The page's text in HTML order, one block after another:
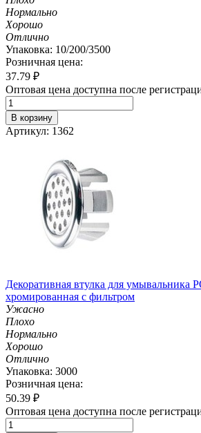
Нормально
Хорошо
Отлично
Упаковка: 10/200/3500
Розничная цена:
37.79 ₽
Оптовая цена доступна после
В корзину
Артикул: 1362
Декоративная втулка для
хромированная с фильтром
Ужасно
Плохо
Нормально
Хорошо
Отлично
Упаковка: 3000
Розничная цена:
50.39 ₽
Оптовая цена доступна после